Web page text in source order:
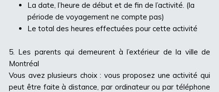
La date, l’heure de début et de fin de l’activité. (la
période de voyagement ne compte pas)
Le total des heures effectuées pour cette activité
5. Les parents qui demeurent à l’extérieur de la ville de
Montréal
Vous avez plusieurs choix : vous proposez une activité qui
peut être faite à distance, par ordinateur ou par téléphone